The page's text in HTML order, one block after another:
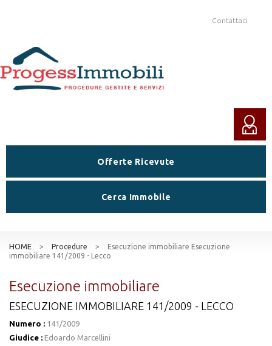
Contattaci
Offerte Ricevute
Cerca Immobile
HOME > Procedure >
Esecuzione immobiliare Esecuzione
immobiliare 141/2009 - Lecco
Esecuzione immobiliare
ESECUZIONE IMMOBILIARE 141/2009 - LECCO
Numero : 141/2009
Giudice : Edoardo Marcellini